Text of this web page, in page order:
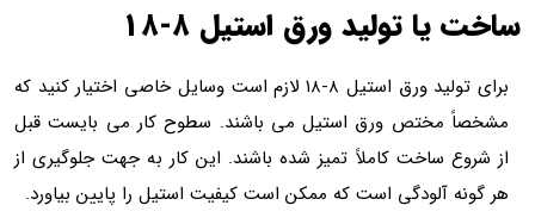
ساخت یا تولید ورق استیل ۸-۱۸
برای تولید ورق استیل ۸-۱۸ لازم است وسایل خاصی اختیار کنید که
مشخصاً مختص ورق استیل می باشند. سطوح کار می بایست قبل
از شروع ساخت کاملاً تمیز شده باشند. این کار به جهت جلوگیری از
هر گونه آلودگی است که ممکن است کیفیت استیل را پایین بیاورد.